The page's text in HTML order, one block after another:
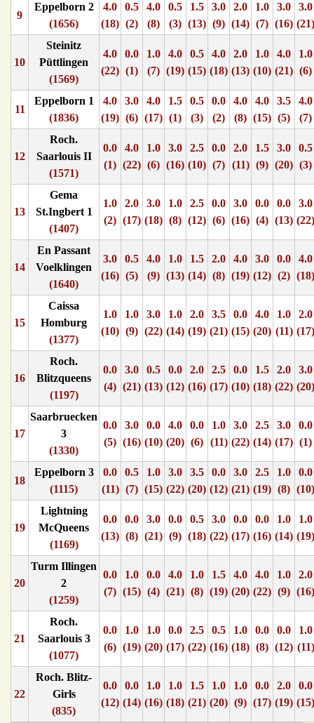
9
Eppelborn 2
(1656)
4.0
(18)
0.5
(2)
4.0
(8)
0.5
(3)
1.5
(13)
3.0
(9)
2.0
(14)
1.0
(7)
3.0
(16)
3.0
(21)
10
Steinitz
Püttlingen
(1569)
4.0
(22)
0.0
(1)
1.0
(7)
4.0
(19)
0.5
(15)
4.0
(18)
2.0
(13)
1.0
(10)
4.0
(21)
1.0
(6)
11
Eppelborn 1
(1836)
4.0
(19)
3.0
(6)
4.0
(17)
1.5
(1)
0.5
(3)
0.0
(2)
4.0
(8)
4.0
(15)
3.5
(5)
4.0
(7)
12
Roch.
Saarlouis II
(1571)
0.0
(1)
4.0
(22)
1.0
(6)
3.0
(16)
2.5
(10)
0.0
(7)
2.0
(11)
1.5
(9)
3.0
(20)
0.5
(3)
13
Gema
St.Ingbert 1
(1407)
1.0
(2)
2.0
(17)
3.0
(18)
1.0
(8)
2.5
(12)
0.0
(6)
3.0
(16)
0.0
(4)
0.0
(13)
3.0
(22)
14
En Passant
Voelklingen
(1640)
3.0
(16)
0.5
(5)
4.0
(9)
1.0
(13)
1.5
(14)
2.0
(8)
4.0
(19)
3.0
(12)
0.0
(2)
4.0
(18)
15
Caissa
Homburg
(1377)
1.0
(10)
1.0
(9)
3.0
(22)
1.0
(14)
2.0
(19)
3.5
(21)
0.0
(15)
4.0
(20)
1.0
(11)
2.0
(17)
16
Roch.
Blitzqueens
(1197)
0.0
(4)
3.0
(21)
0.5
(13)
0.0
(12)
2.0
(16)
2.5
(17)
0.0
(10)
1.5
(18)
2.0
(22)
3.0
(20)
17
Saarbruecken
3
(1330)
0.0
(5)
3.0
(16)
0.0
(10)
4.0
(20)
0.0
(6)
1.0
(11)
3.0
(22)
2.5
(14)
3.0
(17)
0.0
(1)
18
Eppelborn 3
(1115)
0.0
(11)
0.5
(7)
1.0
(15)
3.0
(22)
3.5
(20)
0.0
(12)
3.0
(21)
2.5
(19)
1.0
(8)
0.0
(10)
19
Lightning
McQueens
(1169)
0.0
(13)
0.0
(8)
3.0
(21)
0.0
(9)
0.5
(18)
3.0
(22)
0.0
(17)
0.0
(16)
1.0
(14)
1.0
(19)
20
Turm Illingen
2
(1259)
0.0
(7)
1.0
(15)
0.0
(4)
4.0
(21)
1.0
(8)
1.5
(19)
4.0
(20)
4.0
(22)
1.0
(9)
2.0
(16)
21
Roch.
Saarlouis 3
(1077)
0.0
(6)
1.0
(19)
1.0
(20)
0.0
(17)
2.5
(22)
0.5
(16)
1.0
(18)
0.0
(8)
0.0
(12)
1.0
(11)
22
Roch. Blitz-
Girls
(835)
0.0
(12)
0.0
(14)
1.0
(16)
1.0
(18)
1.5
(21)
1.0
(20)
1.0
(9)
0.0
(17)
2.0
(19)
0.0
(15)